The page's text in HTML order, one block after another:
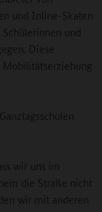
und Inline-Skaten
und
Diese
wir uns im
die Straße nicht
wir mit anderen